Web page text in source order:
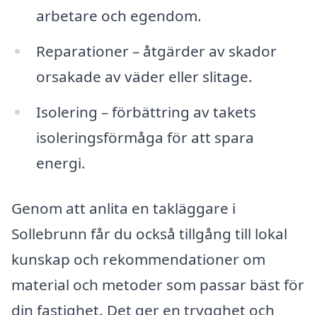
arbetare och egendom.
Reparationer – åtgärder av skador
orsakade av väder eller slitage.
Isolering – förbättring av takets
isoleringsförmåga för att spara
energi.
Genom att anlita en takläggare i
Sollebrunn får du också tillgång till lokal
kunskap och rekommendationer om
material och metoder som passar bäst för
din fastighet. Det ger en trygghet och